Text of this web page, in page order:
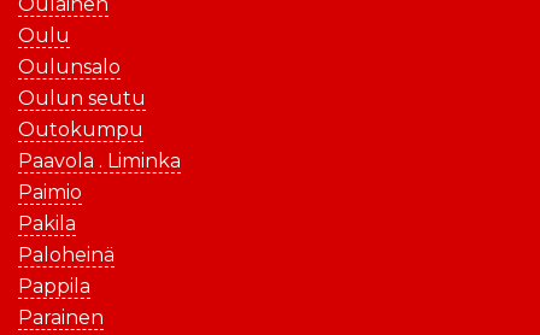
Oulu
Oulunsalo
Oulun seutu
Outokumpu
Paavola . Liminka
Paimio
Pakila
Paloheinä
Pappila
Parainen